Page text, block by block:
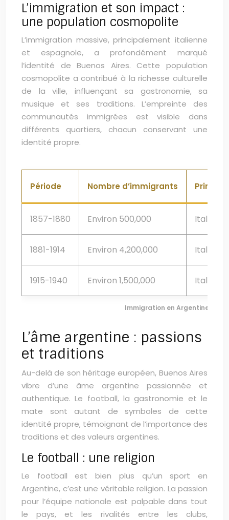
L’immigration et son impact :
une population cosmopolite
L’immigration massive, principalement italienne
et espagnole, a profondément marqué
l’identité de Buenos Aires. Cette population
cosmopolite a contribué à la richesse culturelle
de la ville, influençant sa gastronomie, sa
musique et ses traditions. L’empreinte des
communautés immigrées est visible dans
différents quartiers, chacun conservant une
identité propre.
Immigration en Argentine
Période Nombre d’immigrants
1857-1880 Environ 500,000 Italiens,
1881-1914 Environ 4,200,000 Italiens,
1915-1940 Environ 1,500,000 Italiens,
L’âme argentine : passions
et traditions
Au-delà de son héritage européen, Buenos Aires
vibre d’une âme argentine passionnée et
authentique. Le football, la gastronomie et le
mate sont autant de symboles de cette
identité propre, témoignant de l’importance des
traditions et des valeurs argentines.
Le football : une religion
Le football est bien plus qu’un sport en
Argentine, c’est une véritable religion. La passion
pour l’équipe nationale est palpable dans tout
le pays, et les rivalités entre les clubs,